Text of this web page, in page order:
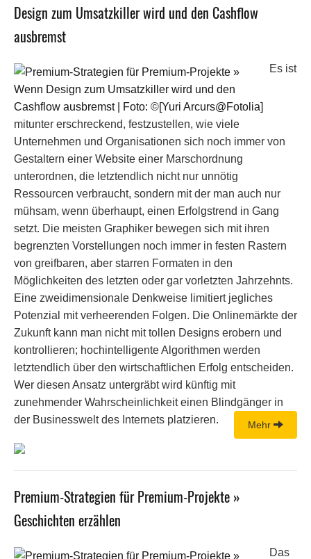
Design zum Umsatzkiller wird und den Cashflow
ausbremst
Es ist
mitunter erschreckend, festzustellen, wie viele
Unternehmen und Organisationen sich noch immer von
Gestaltern einer Website einer Marschordnung
unterordnen, die letztendlich nicht nur unnötig
Ressourcen verbraucht, sondern mit der man auch nur
mühsam, wenn überhaupt, einen Erfolgstrend in Gang
setzt. Die meisten Graphiker bewegen sich mit ihren
begrenzten Vorstellungen noch immer in festen Rastern
von greifbaren, aber starren Formaten in den
Möglichkeiten des letzten oder gar vorletzten Jahrzehnts.
Eine zweidimensionale Denkweise limitiert jegliches
Potenzial mit verheerenden Folgen. Die Onlinemärkte der
Zukunft kann man nicht mit tollen Designs erobern und
kontrollieren; hochintelligente Algorithmen werden
letztendlich über den wirtschaftlichen Erfolg entscheiden.
Wer diesen Ansatz untergräbt wird künftig mit
zunehmender Wahrscheinlichkeit einen Blindgänger in
der Businesswelt des Internets platzieren.
Mehr
Premium-Strategien für Premium-Projekte »
Geschichten erzählen
Das